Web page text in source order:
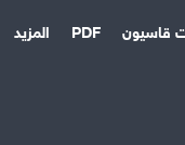
قاسيون PDF المزيد